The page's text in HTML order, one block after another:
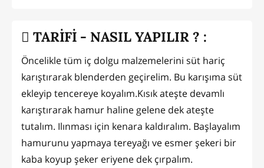
TARİFİ - NASIL YAPILIR ? :
Öncelikle tüm iç dolgu malzemelerini süt hariç
karıştırarak blenderden geçirelim. Bu karışıma süt
ekleyip tencereye koyalım.Kısık ateşte devamlı
karıştırarak hamur haline gelene dek ateşte
tutalım. Ilınması için kenara kaldıralım. Başlayalım
hamurunu yapmaya tereyağı ve esmer şekeri bir
kaba koyup şeker eriyene dek çırpalım.